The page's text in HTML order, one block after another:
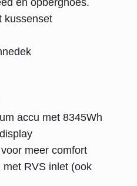
en opberghoes.
kussenset
accu met 8345Wh
meer comfort
RVS inlet (ook